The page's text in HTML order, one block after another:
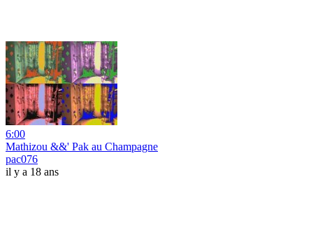
6:00
Mathizou &&' Pak au Champagne
pac076
il y a 18 ans